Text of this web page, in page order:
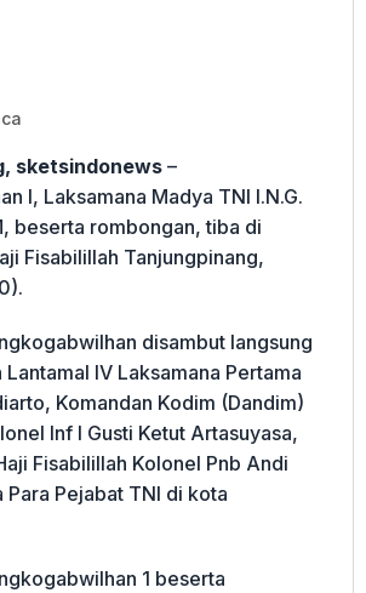
sketsindonews –
I, Laksamana Madya TNI I.N.G.
beserta rombongan, tiba di
Fisabilillah Tanjungpinang,
disambut langsung
IV Laksamana Pertama
Komandan Kodim (Dandim)
Inf I Gusti Ketut Artasuyasa,
Fisabilillah Kolonel Pnb Andi
Pejabat TNI di kota
1 beserta